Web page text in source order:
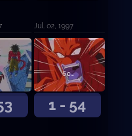
Jul. 02, 1997
1 - 54
6000°C de poder. El guerrero del Sol